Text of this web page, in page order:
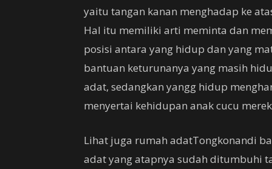
yaitu tangan kanan menghadap ke
Hal itu memiliki arti meminta dan
posisi antara yang hidup dan yang
bantuan keturunanya yang masih
adat, sedangkan yangg hidup
menyertai kehidupan anak cucu
Lihat juga rumah adatTongkonandi
adat yang atapnya sudah ditumbuhi